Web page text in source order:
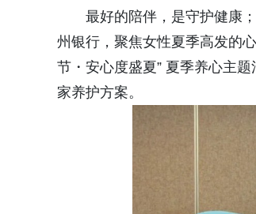
最好的陪伴，是守护健康
州银行，聚焦女性夏季高发的
节・安心度盛夏” 夏季养心主
家养护方案。